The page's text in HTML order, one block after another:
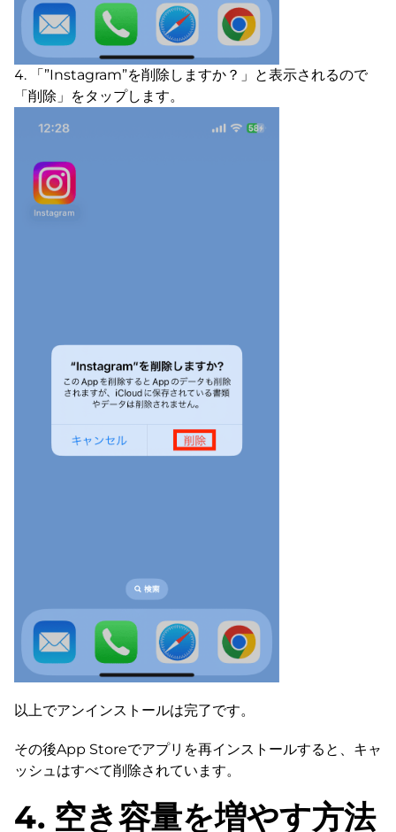
「”Instagram”を削除しますか？」と表示されるので
「削除」をタップします。
以上でアンインストールは完了です。
その後App Storeでアプリを再インストールすると、キャ
ッシュはすべて削除されています。
4. 空き容量を増やす方法